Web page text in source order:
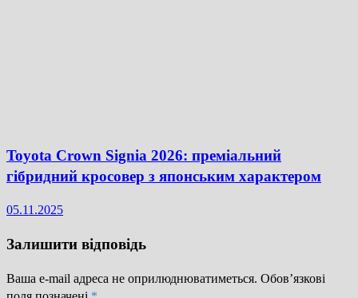
Toyota Crown Signia 2026: преміальний
гібридний кросовер з японським характером
05.11.2025
Залишити відповідь
Ваша e-mail адреса не оприлюднюватиметься. Обов’язкові